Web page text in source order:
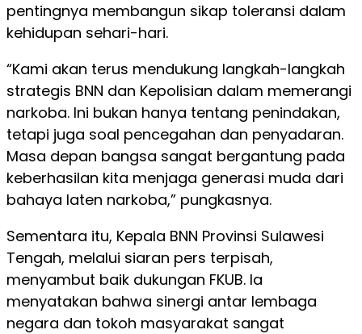
pentingnya membangun sikap toleransi dalam
kehidupan sehari-hari.
“Kami akan terus mendukung langkah-langkah
strategis BNN dan Kepolisian dalam memerangi
narkoba. Ini bukan hanya tentang penindakan,
tetapi juga soal pencegahan dan penyadaran.
Masa depan bangsa sangat bergantung pada
keberhasilan kita menjaga generasi muda dari
bahaya laten narkoba,” pungkasnya.
Sementara itu, Kepala BNN Provinsi Sulawesi
Tengah, melalui siaran pers terpisah,
menyambut baik dukungan FKUB. Ia
menyatakan bahwa sinergi antar lembaga
negara dan tokoh masyarakat sangat